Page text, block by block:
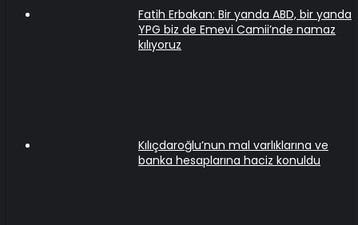
Fatih Erbakan: Bir yanda ABD, bir yanda
YPG biz de Emevi Camii’nde namaz
kılıyoruz
Kılıçdaroğlu’nun mal varlıklarına ve
banka hesaplarına haciz konuldu